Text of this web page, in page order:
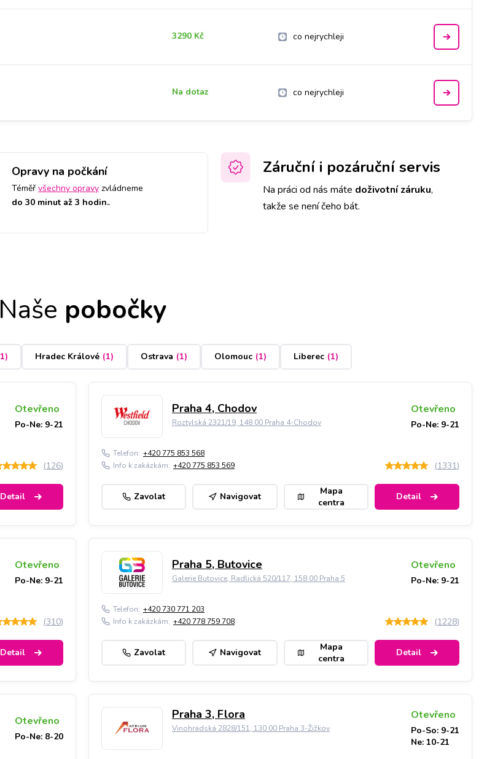
3290 Kč co nejrychleji
Na dotaz co nejrychleji
Opravy na počkání
Téměř všechny opravy zvládneme
do 30 minut až 3 hodin..
Záruční i pozáruční servis
Na práci od nás máte doživotní záruku,
takže se není čeho bát.
Naše pobočky
1) Hradec Králové (1) Ostrava (1) Olomouc (1) Liberec (1)
Otevřeno
Po-Ne: 9-21
(126)
Detail
Praha 4, Chodov
Roztylská 2321/19, 148 00 Praha 4-Chodov
Otevřeno
Po-Ne: 9-21
Telefon: +420 775 853 568
Info k zakázkám: +420 775 853 569 (1331)
Zavolat Navigovat
Mapa
centra
Detail
Otevřeno
Po-Ne: 9-21
(310)
Detail
Praha 5, Butovice
Galerie Butovice, Radlická 520/117, 158 00 Praha 5
Otevřeno
Po-Ne: 9-21
Telefon: +420 730 771 203
Info k zakázkám: +420 778 759 708 (1228)
Zavolat Navigovat
Mapa
centra
Detail
Otevřeno
Po-Ne: 8-20
Praha 3, Flora
Vinohradská 2828/151, 130 00 Praha 3-Žižkov
Otevřeno
Po-So: 9-21
Ne: 10-21